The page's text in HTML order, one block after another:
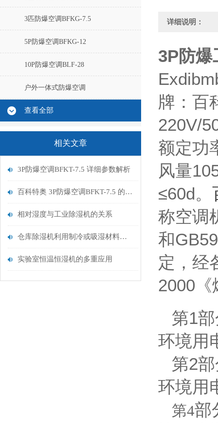
3匹防爆空调BFKG-7.5
5P防爆空调BFKG-12
10P防爆空调BLF-28
户外一体式防爆空调
查看全部
相关文章
3P防爆空调BFKT-7.5 详细参数解析
百科特奥 3P防爆空调BFKT-7.5 的制冷能力如何
相对湿度与工业除湿机的关系
仓库除湿机利用制冷或吸湿材料吸附空气中的水分达到除湿的效果
实验室恒温恒湿机的多重应用
详细说明：
3P防
牌：百
220V/
额定功
风量
≤60d。
称空调
和
定，经
2000《
第1
环境用
第2
环境用
第4部